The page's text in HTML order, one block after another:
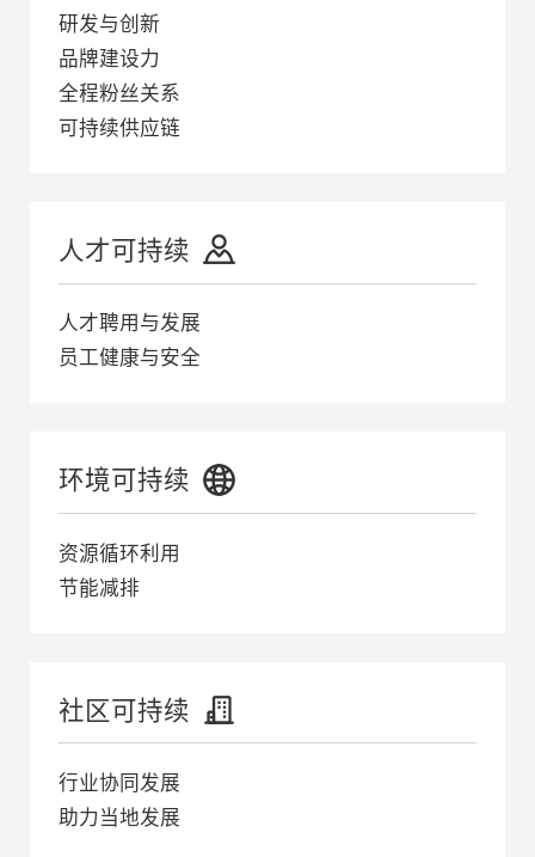
研发与创新
品牌建设力
全程粉丝关系
可持续供应链
人才可持续
人才聘用与发展
员工健康与安全
环境可持续
资源循环利用
节能减排
社区可持续
行业协同发展
助力当地发展